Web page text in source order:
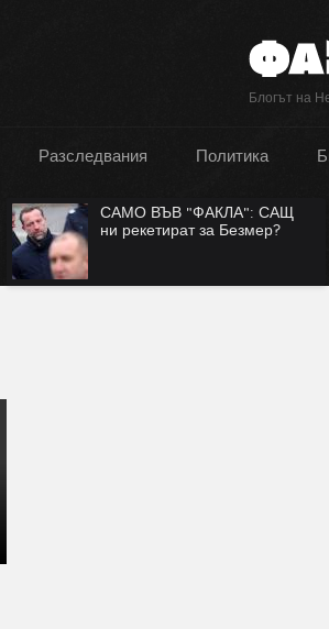
Блогът на
Разследвания Политика
САМО ВЪВ "ФАКЛА": САЩ
ни рекетират за Безмер?